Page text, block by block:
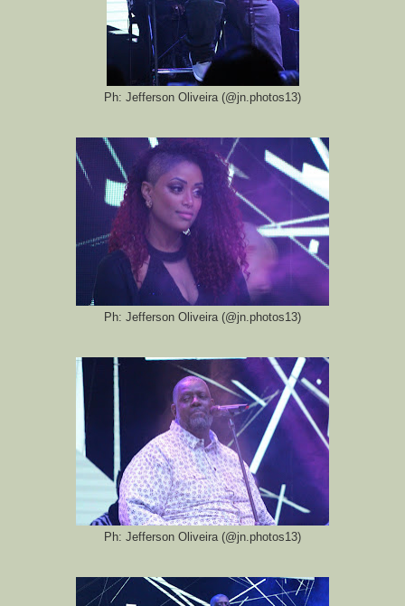
Ph: Jefferson Oliveira (@jn.photos13)
Ph: Jefferson Oliveira (@jn.photos13)
Ph: Jefferson Oliveira (@jn.photos13)